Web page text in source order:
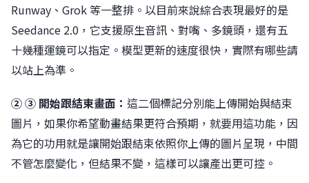
Runway、Grok 等一整排。以目前來說綜合表現最好的是
Seedance 2.0，它支援原生音訊、對嘴、多鏡頭，還有五
十幾種運鏡可以指定。模型更新的速度很快，實際有哪些請
以站上為準。
② ③ 開始跟結束畫面： 這二個標記分別能上傳開始與結束
圖片，如果你希望動畫結果更符合預期，就要用這功能，因
為它的功用就是讓開始跟結束依照你上傳的圖片呈現，中間
不管怎麼變化，但結果不變，這樣可以讓產出更可控。